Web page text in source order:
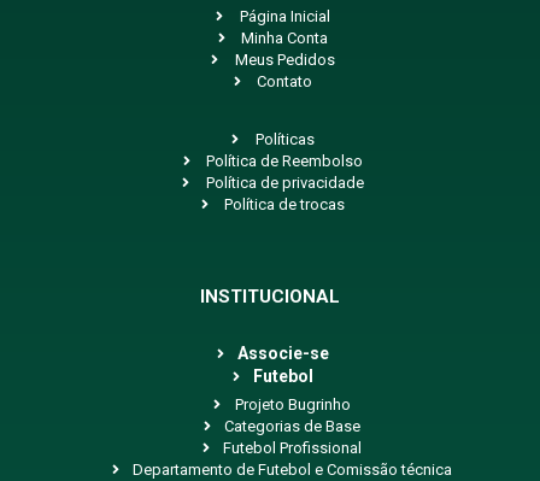
Página Inicial
Minha Conta
Meus Pedidos
Contato
Políticas
Política de Reembolso
Política de privacidade
Política de trocas
INSTITUCIONAL
Associe-se
Futebol
Projeto Bugrinho
Categorias de Base
Futebol Profissional
Departamento de Futebol e Comissão técnica